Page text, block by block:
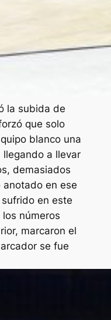
la subida de
que solo
blanco una
a llevar
demasiados
en ese
en este
números
marcaron el
se fue